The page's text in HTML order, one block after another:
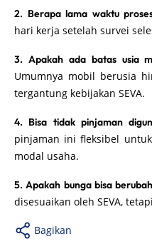
2. Berapa lama waktu
hari kerja setelah survei
3. Apakah ada batas usia
Umumnya mobil berusia
tergantung kebijakan SEVA.
4. Bisa tidak pinjaman
pinjaman ini fleksibel
modal usaha.
5. Apakah bunga bisa
disesuaikan oleh SEVA,
Bagikan